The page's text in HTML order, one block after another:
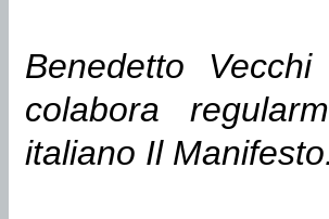
Benedetto
colabora
italiano Il Manifesto.